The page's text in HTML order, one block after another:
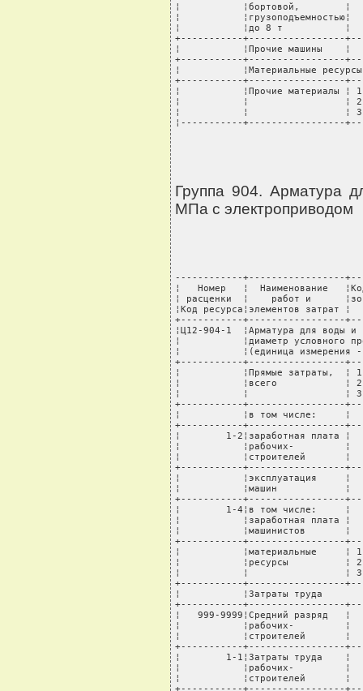
Группа 904. Арматура
МПа с электроприводом
------------+-----------------
¦   Номер   ¦  Наименование
¦ расценки  ¦    работ и
¦Код ресурса¦элементов
+-----------+-----------------
¦Ц12-904-1  ¦Арматура для воды
¦           ¦диаметр
¦           ¦(единица
+-----------+-----------------
¦           ¦Прямые затраты,
¦           ¦всего            ¦
¦           ¦                 ¦ 3
+-----------+-----------------
¦           ¦в том числе:
+-----------+-----------------
¦        1-2¦заработная
¦           ¦рабочих-
¦           ¦строителей
+-----------+-----------------
¦           ¦эксплуатация
¦           ¦машин
+-----------+-----------------
¦        1-4¦в том числе:
¦           ¦заработная
¦           ¦машинистов
+-----------+-----------------
¦           ¦материальные
¦           ¦ресурсы          ¦
¦           ¦                 ¦ 3
+-----------+-----------------
¦           ¦Затраты
+-----------+-----------------
¦   999-9999¦Средний
¦           ¦рабочих-
¦           ¦строителей
+-----------+-----------------
¦        1-1¦Затраты труда
¦           ¦рабочих-
¦           ¦строителей